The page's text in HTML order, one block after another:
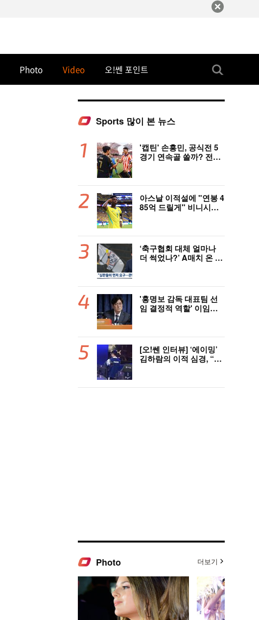
Photo Video 오!쎈 포인트
Sports 많이 본 뉴스
'캡틴' 손흥민, 공식전 5
경기 연속골 쏠까? 전반
1 전반 종료
아스날 이적설에 "연봉 4
85억 드릴게" 비니시우
‘축구협회 대체 얼마나
더 썩었나?’ A매치 온 외
않겠나?”
'홍명보 감독 대표팀 선
임 결정적 역할' 이임생
와 법정 공방 나선다
[오!쎈 인터뷰] ‘에이밍’
김하람의 이적 심경, “더
Photo 더보기